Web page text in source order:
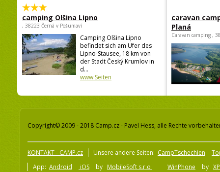
camping Olšina Lipno
, 38223 Černá v Pošumaví
Camping Olšina Lipno
befindet sich am Ufer des
Lipno-Stausee, 18 km von
der Stadt Český Krumlov in
d...
www Seiten
caravan
Planá
Caravan camping ,
Copyright© 2009 - 2018 Camp.cz - Pavel Hess, alle Rechte
KONTAKT - CAMP.cz Unsere andere Seiten: CampTschechien
App: Android iOS by MobileSoft s.r.o WinPhone by